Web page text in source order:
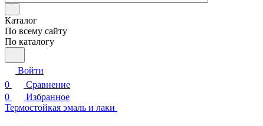
Каталог
По всему сайту
По каталогу
Войти
0
Сравнение
0
Избранное
Термостойкая эмаль и лаки